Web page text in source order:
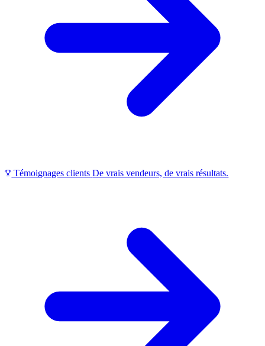
Témoignages clients De vrais vendeurs, de vrais résultats.